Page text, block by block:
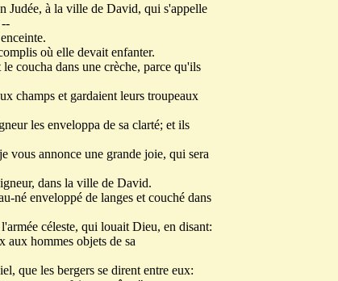
Judée, à la ville de David, qui s'appelle
où elle devait enfanter.
coucha dans une crèche, parce qu'ils
champs et gardaient leurs troupeaux
les enveloppa de sa clarté; et ils
vous annonce une grande joie, qui sera
dans la ville de David.
né enveloppé de langes et couché dans
céleste, qui louait Dieu, en disant:
hommes objets de sa
que les bergers se dirent entre eux: